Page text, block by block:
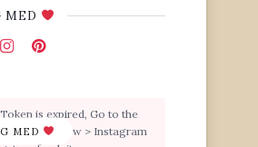
MED
MED
is expired, Go to the
Like & View > Instagram